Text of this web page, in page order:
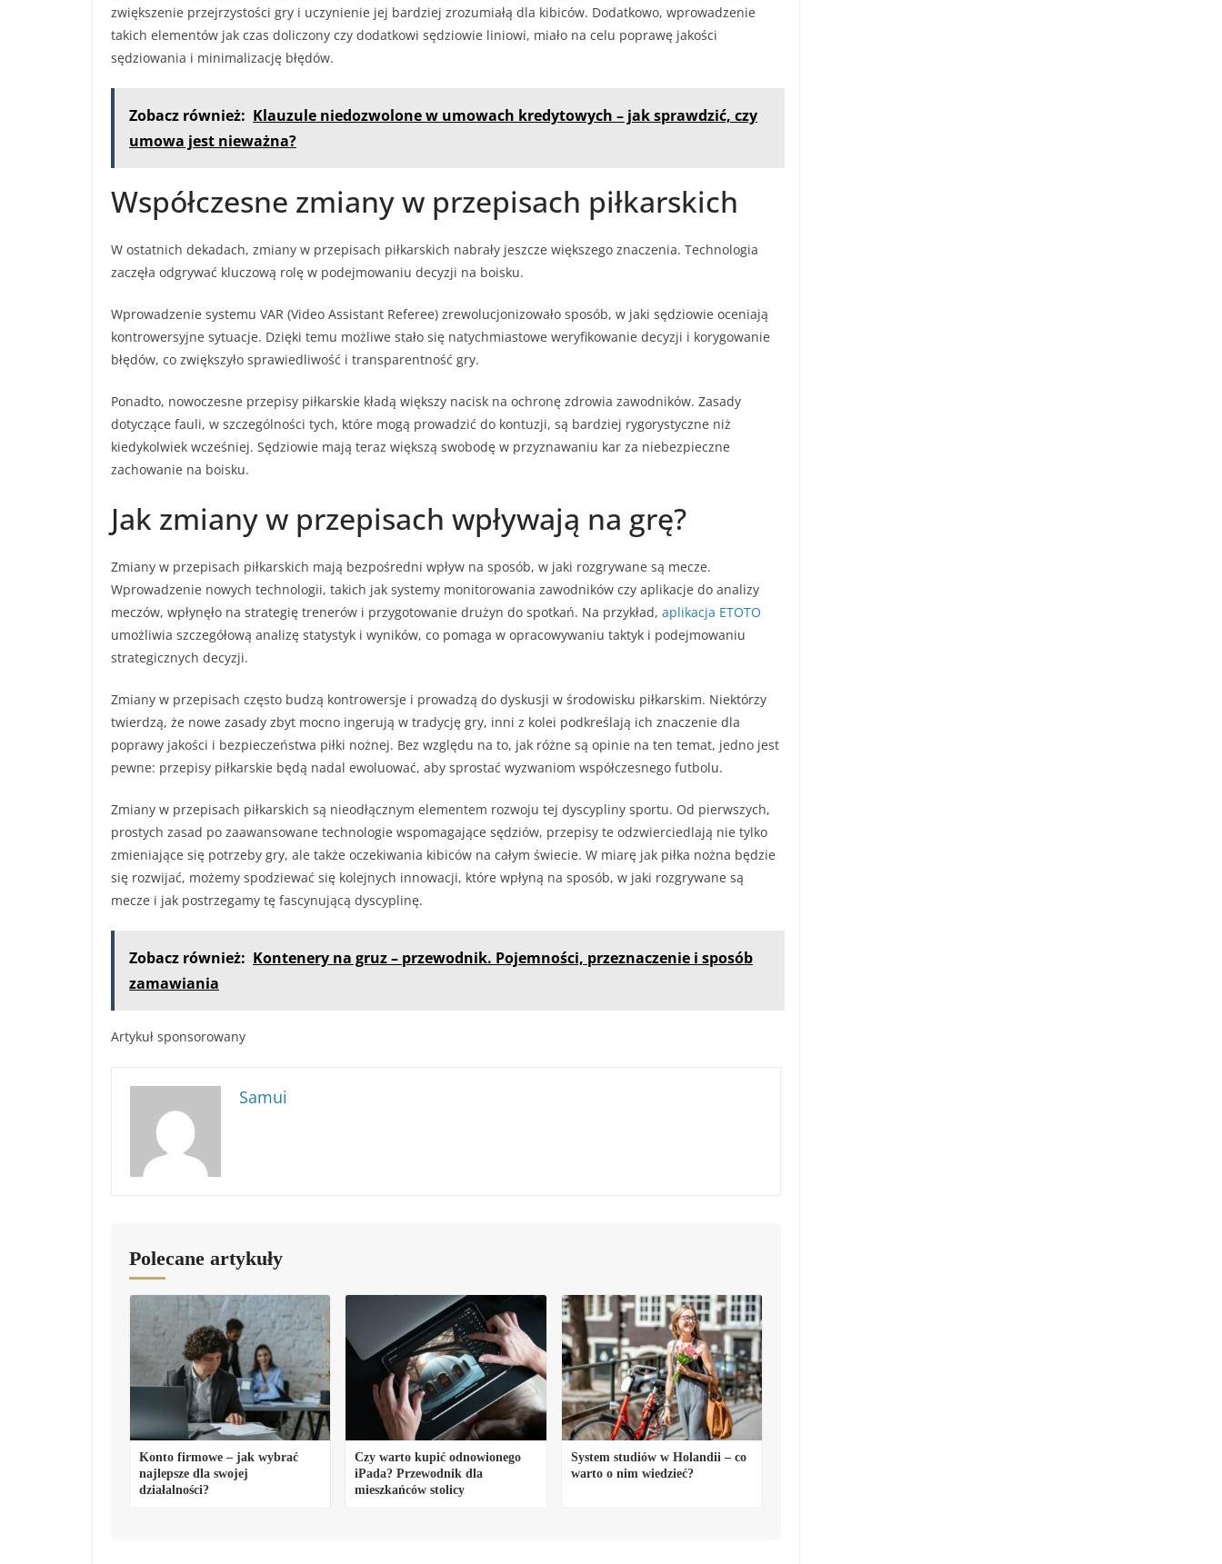
zwiększenie przejrzystości gry i uczynienie jej bardziej zrozumiałą dla kibiców. Dodatkowo, wprowadzenie
takich elementów jak czas doliczony czy dodatkowi sędziowie liniowi, miało na celu poprawę jakości
sędziowania i minimalizację błędów.
Zobacz również: Klauzule niedozwolone w umowach kredytowych – jak sprawdzić, czy
umowa jest nieważna?
Współczesne zmiany w przepisach piłkarskich
W ostatnich dekadach, zmiany w przepisach piłkarskich nabrały jeszcze większego znaczenia. Technologia
zaczęła odgrywać kluczową rolę w podejmowaniu decyzji na boisku.
Wprowadzenie systemu VAR (Video Assistant Referee) zrewolucjonizowało sposób, w jaki sędziowie oceniają
kontrowersyjne sytuacje. Dzięki temu możliwe stało się natychmiastowe weryfikowanie decyzji i korygowanie
błędów, co zwiększyło sprawiedliwość i transparentność gry.
Ponadto, nowoczesne przepisy piłkarskie kładą większy nacisk na ochronę zdrowia zawodników. Zasady
dotyczące fauli, w szczególności tych, które mogą prowadzić do kontuzji, są bardziej rygorystyczne niż
kiedykolwiek wcześniej. Sędziowie mają teraz większą swobodę w przyznawaniu kar za niebezpieczne
zachowanie na boisku.
Jak zmiany w przepisach wpływają na grę?
Zmiany w przepisach piłkarskich mają bezpośredni wpływ na sposób, w jaki rozgrywane są mecze.
Wprowadzenie nowych technologii, takich jak systemy monitorowania zawodników czy aplikacje do analizy
meczów, wpłynęło na strategię trenerów i przygotowanie drużyn do spotkań. Na przykład, aplikacja ETOTO
umożliwia szczegółową analizę statystyk i wyników, co pomaga w opracowywaniu taktyk i podejmowaniu
strategicznych decyzji.
Zmiany w przepisach często budzą kontrowersje i prowadzą do dyskusji w środowisku piłkarskim. Niektórzy
twierdzą, że nowe zasady zbyt mocno ingerują w tradycję gry, inni z kolei podkreślają ich znaczenie dla
poprawy jakości i bezpieczeństwa piłki nożnej. Bez względu na to, jak różne są opinie na ten temat, jedno jest
pewne: przepisy piłkarskie będą nadal ewoluować, aby sprostać wyzwaniom współczesnego futbolu.
Zmiany w przepisach piłkarskich są nieodłącznym elementem rozwoju tej dyscypliny sportu. Od pierwszych,
prostych zasad po zaawansowane technologie wspomagające sędziów, przepisy te odzwierciedlają nie tylko
zmieniające się potrzeby gry, ale także oczekiwania kibiców na całym świecie. W miarę jak piłka nożna będzie
się rozwijać, możemy spodziewać się kolejnych innowacji, które wpłyną na sposób, w jaki rozgrywane są
mecze i jak postrzegamy tę fascynującą dyscyplinę.
Zobacz również: Kontenery na gruz – przewodnik. Pojemności, przeznaczenie i sposób
zamawiania
Artykuł sponsorowany
Samui
Polecane artykuły
Konto firmowe – jak wybrać
najlepsze dla swojej
działalności?
Czy warto kupić odnowionego
iPada? Przewodnik dla
mieszkańców stolicy
System studiów w Holandii – co
warto o nim wiedzieć?